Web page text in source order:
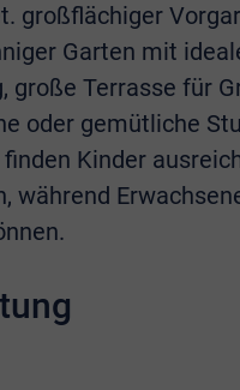
großflächiger
Garten mit
große Terrasse für
oder gemütliche
Kinder
während